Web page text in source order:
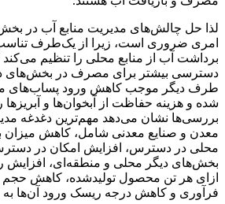
لذا حل چالش‌های مدیریت منابع آب در
امری ضروری است، زیرا از یک‌طرف تناسب
برداشت آب از منابع محلی را تنظیم می‌کند
دسترسی بیشتر برای مصرف در بخش‌های
طرف دیگر موجب کاهش ورود پساب‌های
شده و هزینه حفاظت از آبخوان‌ها و
بررسی‌ها نشان می‌دهد مهم‌ترین دغدغه
معدن و صنایع معدنی شامل، کاهش میزان
محلی در دسترس، افزایش امکان در
بخش‌های دیگر محلی و منطقه‌ای، افزایش
ازای هر تن محصول تولیدشده، کاهش
فرآوری و کاهش درجه ریسک ورود آن‌ها